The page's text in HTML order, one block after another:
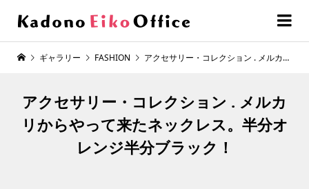
ギャラリー FASHION アクセサリー・コレクション . メルカリからやって来たネックレス。半分オレンジ半分ブラック！
アクセサリー・コレクション . メルカ
リからやって来たネックレス。半分オ
レンジ半分ブラック！